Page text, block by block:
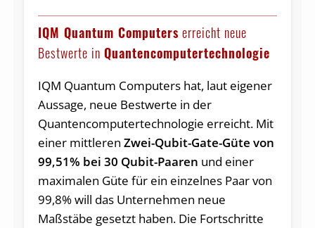
IQM Quantum Computers erreicht neue
Bestwerte in Quantencomputertechnologie
IQM Quantum Computers hat, laut eigener
Aussage, neue Bestwerte in der
Quantencomputertechnologie erreicht. Mit
einer mittleren Zwei-Qubit-Gate-Güte von
99,51% bei 30 Qubit-Paaren und einer
maximalen Güte für ein einzelnes Paar von
99,8% will das Unternehmen neue
Maßstäbe gesetzt haben. Die Fortschritte